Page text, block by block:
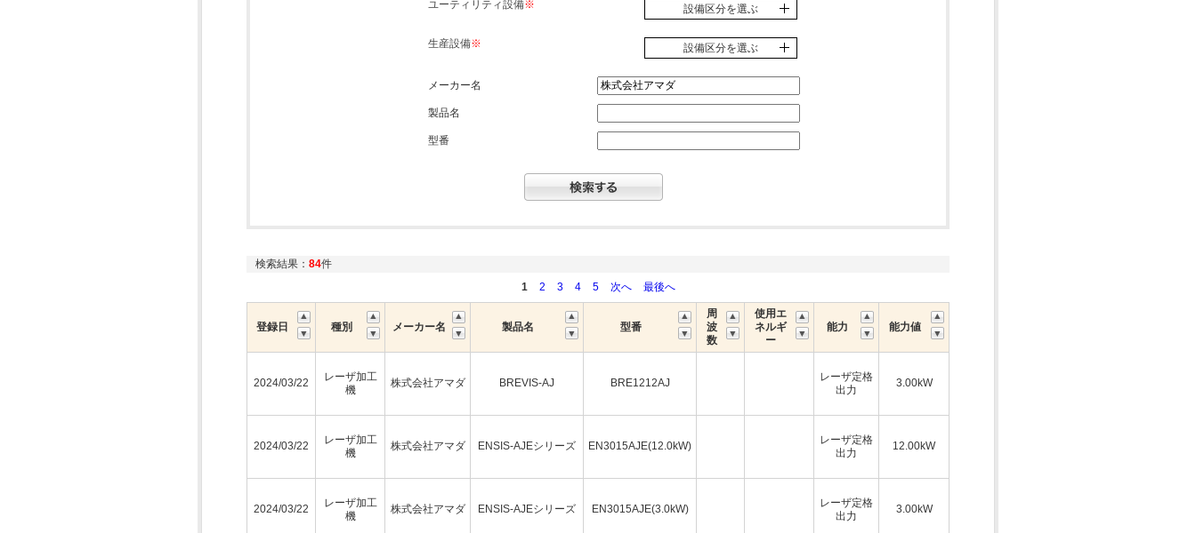
ユーティリティ設備※ 設備区分を選ぶ
生産設備※ 設備区分を選ぶ
メーカー名
製品名
型番
検索結果： 84件
1
2 3 4 5 次へ 最後へ
登録日 種別 メーカー名 製品名 型番
周
波
数
使用エ
ネルギ
ー
能力 能力値
2024/03/22
レーザ加工
機
株式会社アマダ BREVIS-AJ BRE1212AJ
レーザ定格
出力
3.00kW
2024/03/22
レーザ加工
機
株式会社アマダ ENSIS-AJEシリーズ EN3015AJE(12.0kW)
レーザ定格
出力
12.00kW
2024/03/22
レーザ加工
機
株式会社アマダ ENSIS-AJEシリーズ EN3015AJE(3.0kW)
レーザ定格
出力
3.00kW